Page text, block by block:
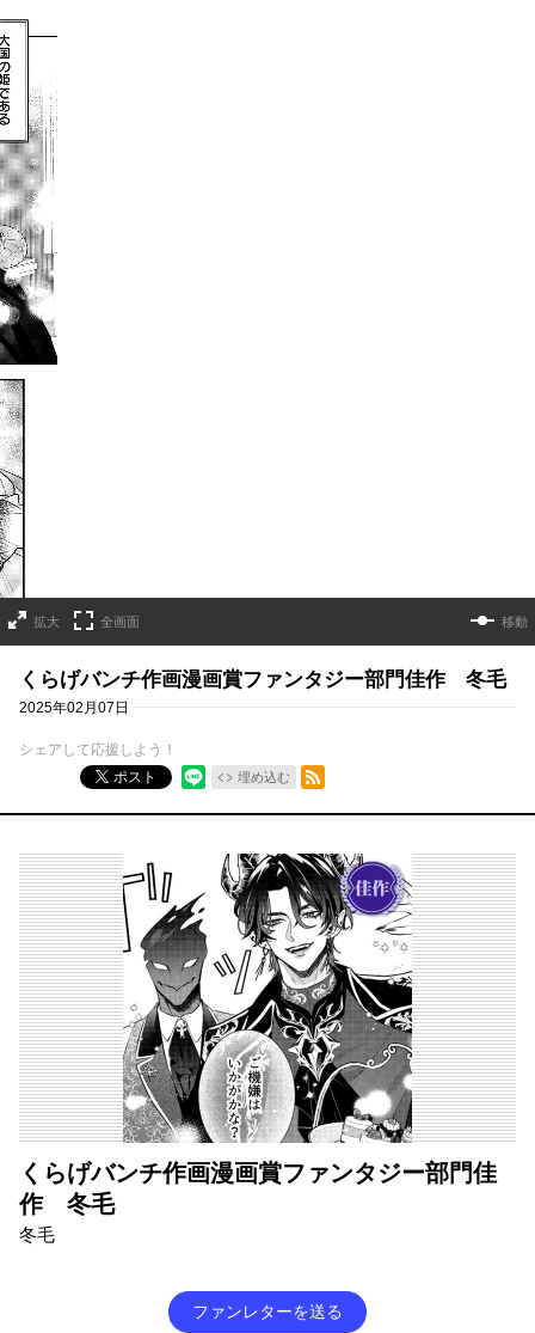
拡大 全画面 移動
くらげバンチ作画漫画賞ファンタジー部門佳作 冬毛
2025年02月07日
シェアして応援しよう！
ポスト
埋め込む
RSSフィード
くらげバンチ作画漫画賞ファンタジー部門佳
作 冬毛
冬毛
ファンレターを送る